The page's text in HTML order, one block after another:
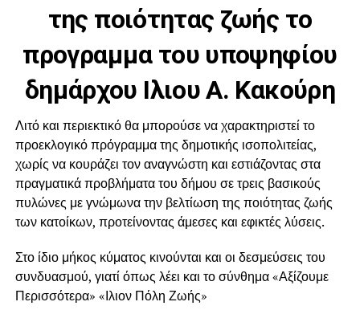
της ποιότητας ζωής το
προγραμμα του υποψηφίου
δημάρχου Ιλιου Α. Κακούρη
Λιτό και περιεκτικό θα μπορούσε να χαρακτηριστεί το
προεκλογικό πρόγραμμα της δημοτικής ισοπολιτείας,
χωρίς να κουράζει τον αναγνώστη και εστιάζοντας στα
πραγματικά προβλήματα του δήμου σε τρεις βασικούς
πυλώνες με γνώμωνα την βελτίωση της ποιότητας ζωής
των κατοίκων, προτείνοντας άμεσες και εφικτές λύσεις.
Στο ίδιο μήκος κύματος κινούνται και οι δεσμεύσεις του
συνδυασμού, γιατί όπως λέει και το σύνθημα «Αξίζουμε
Περισσότερα» «Ιλιον Πόλη Ζωής»